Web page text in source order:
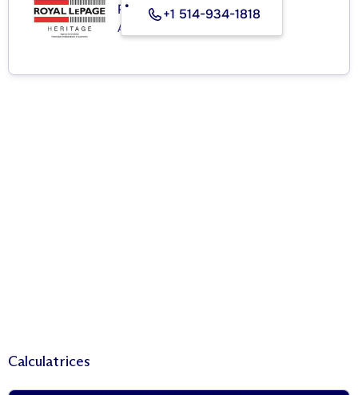
+1 514-934-1818
ROYAL LEPAGE HERITAGE
Agence immobilière
Calculatrices